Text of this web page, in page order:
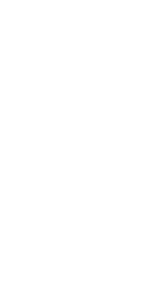
notamment de
le dernier
Vous ne
tâches liées